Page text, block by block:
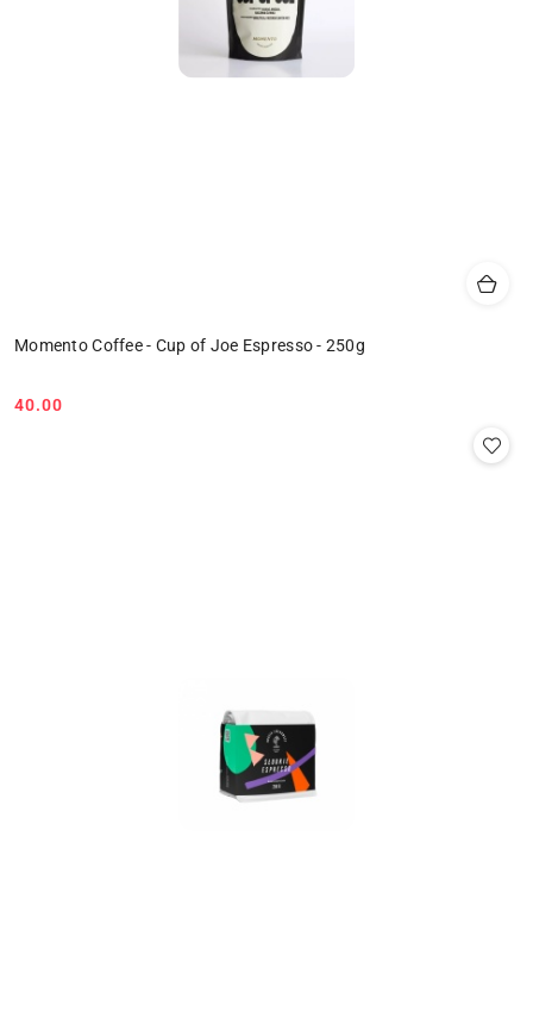
Momento Coffee - Cup of Joe Espresso - 250g
Cena:
40.00